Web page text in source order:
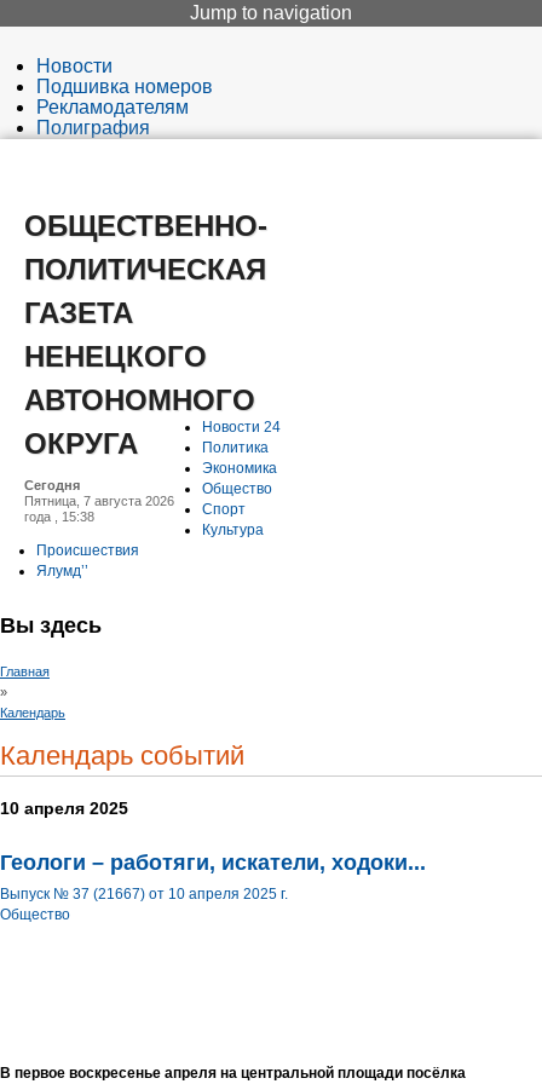
Jump to navigation
Новости
Подшивка номеров
Рекламодателям
Полиграфия
ОБЩЕСТВЕННО-
ПОЛИТИЧЕСКАЯ
ГАЗЕТА
НЕНЕЦКОГО
АВТОНОМНОГО
ОКРУГА
Сегодня
Пятница, 7 августа 2026
года , 15:38
Новости 24
Политика
Экономика
Общество
Спорт
Культура
Происшествия
Ялумд’’
Вы здесь
Главная
»
Календарь
Календарь событий
10 апреля 2025
Геологи – работяги, искатели, ходоки...
Выпуск № 37 (21667) от 10 апреля 2025 г.
Общество
В первое воскресенье апреля на центральной площади посёлка